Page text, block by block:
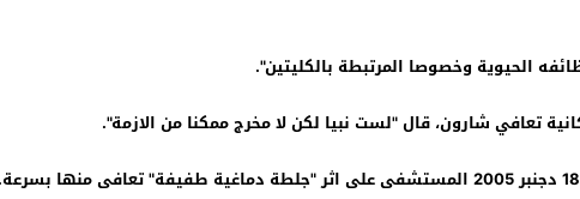
الحيوية وخصوصا المرتبطة بالكليتين".
تعافي شارون، قال "لست نبيا لكن لا مخرج ممكنا من الازمة".